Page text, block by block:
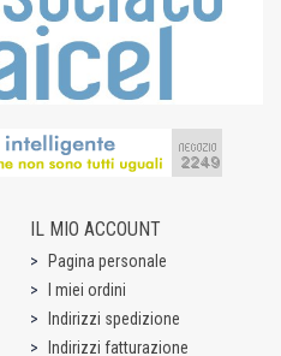
IL MIO ACCOUNT
Pagina personale
I miei ordini
Indirizzi spedizione
Indirizzi fatturazione